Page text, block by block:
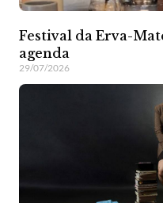
Festival da Erva-
agenda
29/07/2026